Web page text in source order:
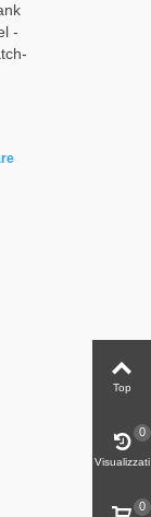
-
Top
Visualizzati
0
0